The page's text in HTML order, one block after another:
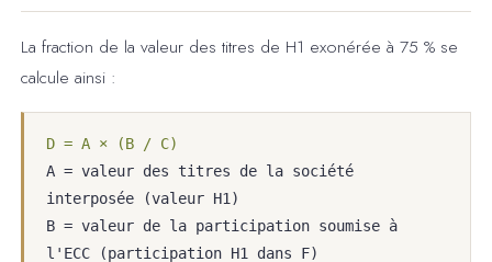
La fraction de la valeur des titres de H1 exonérée à 75 % se
calcule ainsi :
D = A × (B / C)
A = valeur des titres de la société
interposée (valeur H1)
B = valeur de la participation soumise à
l'ECC (participation H1 dans F)